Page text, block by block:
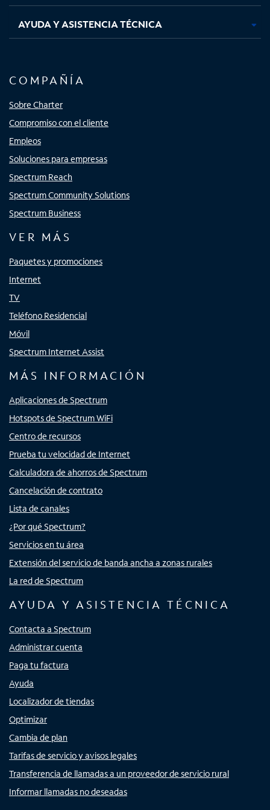
AYUDA Y ASISTENCIA TÉCNICA
COMPAÑÍA
Sobre Charter
Compromiso con el cliente
Empleos
Soluciones para empresas
Spectrum Reach
Spectrum Community Solutions
Spectrum Business
VER MÁS
Paquetes y promociones
Internet
TV
Teléfono Residencial
Móvil
Spectrum Internet Assist
MÁS INFORMACIÓN
Aplicaciones de Spectrum
Hotspots de Spectrum WiFi
Centro de recursos
Prueba tu velocidad de Internet
Calculadora de ahorros de Spectrum
Cancelación de contrato
Lista de canales
¿Por qué Spectrum?
Servicios en tu área
Extensión del servicio de banda ancha a zonas rurales
La red de Spectrum
AYUDA Y ASISTENCIA TÉCNICA
Contacta a Spectrum
Administrar cuenta
Paga tu factura
Ayuda
Localizador de tiendas
Optimizar
Cambia de plan
Tarifas de servicio y avisos legales
Transferencia de llamadas a un proveedor de servicio rural
Informar llamadas no deseadas